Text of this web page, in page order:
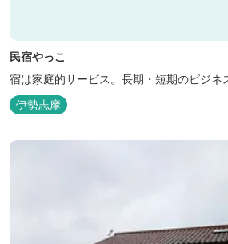
民宿やっこ
宿は家庭的サービス。長期・短期のビジネ
伊勢志摩